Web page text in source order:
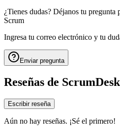
¿Tienes dudas? Déjanos tu pregunta
Scrum
Ingresa tu correo electrónico y tu
Enviar pregunta
Reseñas de
Escribir reseña
Aún no hay reseñas. ¡Sé el primero!